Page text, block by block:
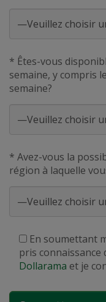
* Êtes-vous
semaine, y compris
semaine?
* Avez-vous la
région à laquelle
En soumettant
pris connaissance
Dollarama et je